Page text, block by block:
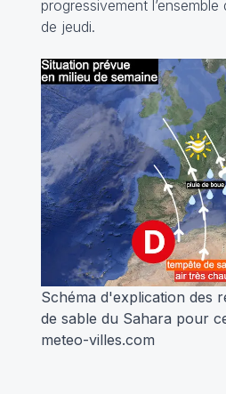
progressivement
de jeudi.
Schéma d'explication des
de sable du Sahara pour
meteo-villes.com